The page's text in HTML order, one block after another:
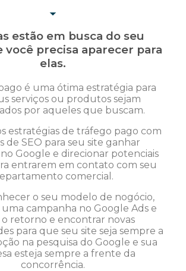
estão em busca do seu
você precisa aparecer para
elas.
é uma ótima estratégia para
serviços ou produtos sejam
por aqueles que buscam.
estratégias de tráfego pago com
de SEO para seu site ganhar
Google e direcionar potenciais
entrarem em contato com seu
comercial.
o seu modelo de nogócio,
campanha no Google Ads e
o retorno e encontrar novas
para que seu site seja sempre a
na pesquisa do Google e sua
esteja sempre a frente da
concorrência.